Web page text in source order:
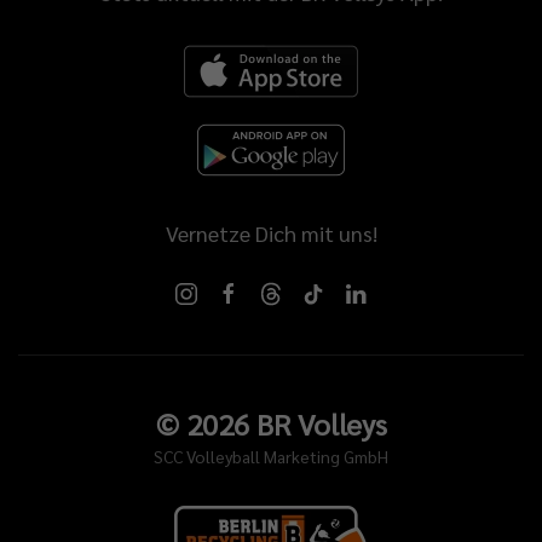
Vernetze Dich mit uns!
© 2026BR Volleys
SCC Volleyball Marketing GmbH